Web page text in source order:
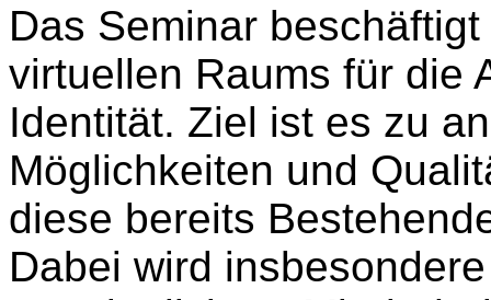
Das Seminar
virtuellen Raums für die
Identität. Ziel ist es zu
Möglichkeiten und
diese bereits
Dabei wird